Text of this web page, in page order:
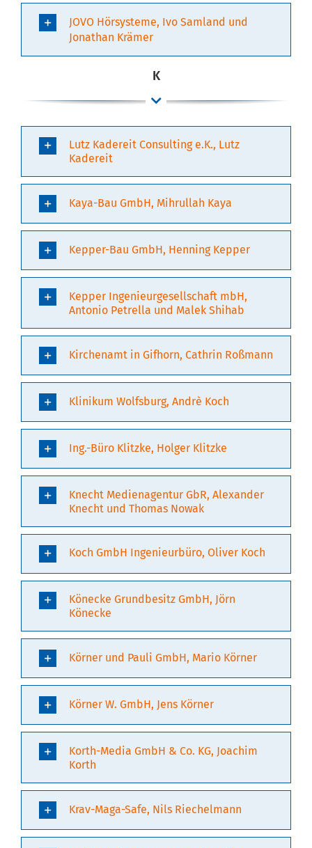
JOVO Hörsysteme, Ivo Samland und
Jonathan Krämer
K
Lutz Kadereit Consulting e.K., Lutz
Kadereit
Kaya-Bau GmbH, Mihrullah Kaya
Kepper-Bau GmbH, Henning Kepper
Kepper Ingenieurgesellschaft mbH,
Antonio Petrella und Malek Shihab
Kirchenamt in Gifhorn, Cathrin Roßmann
Klinikum Wolfsburg, Andrè Koch
Ing.-Büro Klitzke, Holger Klitzke
Knecht Medienagentur GbR, Alexander
Knecht und Thomas Nowak
Koch GmbH Ingenieurbüro, Oliver Koch
Könecke Grundbesitz GmbH, Jörn
Könecke
Körner und Pauli GmbH, Mario Körner
Körner W. GmbH, Jens Körner
Korth-Media GmbH & Co. KG, Joachim
Korth
Krav-Maga-Safe, Nils Riechelmann